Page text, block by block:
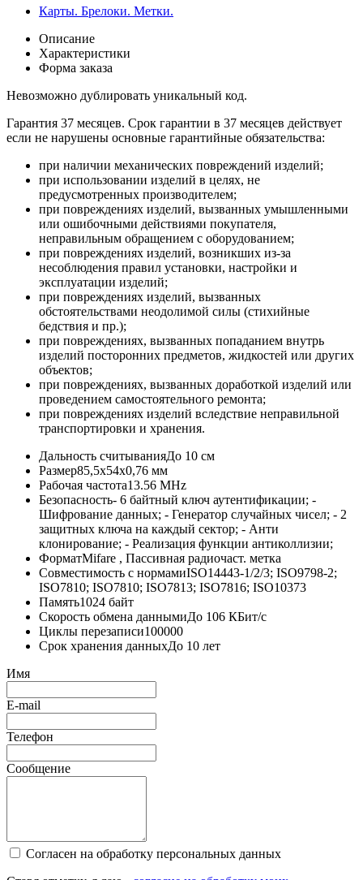
Карты. Брелоки. Метки.
Описание
Характеристики
Форма заказа
Невозможно дублировать уникальный код.
Гарантия 37 месяцев. Срок гарантии в 37 месяцев действует
если не нарушены основные гарантийные обязательства:
при наличии механических повреждений изделий;
при использовании изделий в целях, не
предусмотренных производителем;
при повреждениях изделий, вызванных умышленными
или ошибочными действиями покупателя,
неправильным обращением с оборудованием;
при повреждениях изделий, возникших из-за
несоблюдения правил установки, настройки и
эксплуатации изделий;
при повреждениях изделий, вызванных
обстоятельствами неодолимой силы (стихийные
бедствия и пр.);
при повреждениях, вызванных попаданием внутрь
изделий посторонних предметов, жидкостей или других
объектов;
при повреждениях, вызванных доработкой изделий или
проведением самостоятельного ремонта;
при повреждениях изделий вследствие неправильной
транспортировки и хранения.
Дальность считыванияДо 10 см
Размер85,5х54х0,76 мм
Рабочая частота13.56 MHz
Безопасность- 6 байтный ключ аутентификации; -
Шифрование данных; - Генератор случайных чисел; - 2
защитных ключа на каждый сектор; - Анти
клонирование; - Реализация функции антиколлизии;
ФорматMifare , Пассивная радиочаст. метка
Совместимость с нормамиISO14443-1/2/3; ISO9798-2;
ISO7810; ISO7810; ISO7813; ISO7816; ISO10373
Память1024 байт
Скорость обмена даннымиДо 106 КБит/с
Циклы перезаписи100000
Срок хранения данныхДо 10 лет
Имя
E-mail
Телефон
Сообщение
Согласен на обработку персональных данных